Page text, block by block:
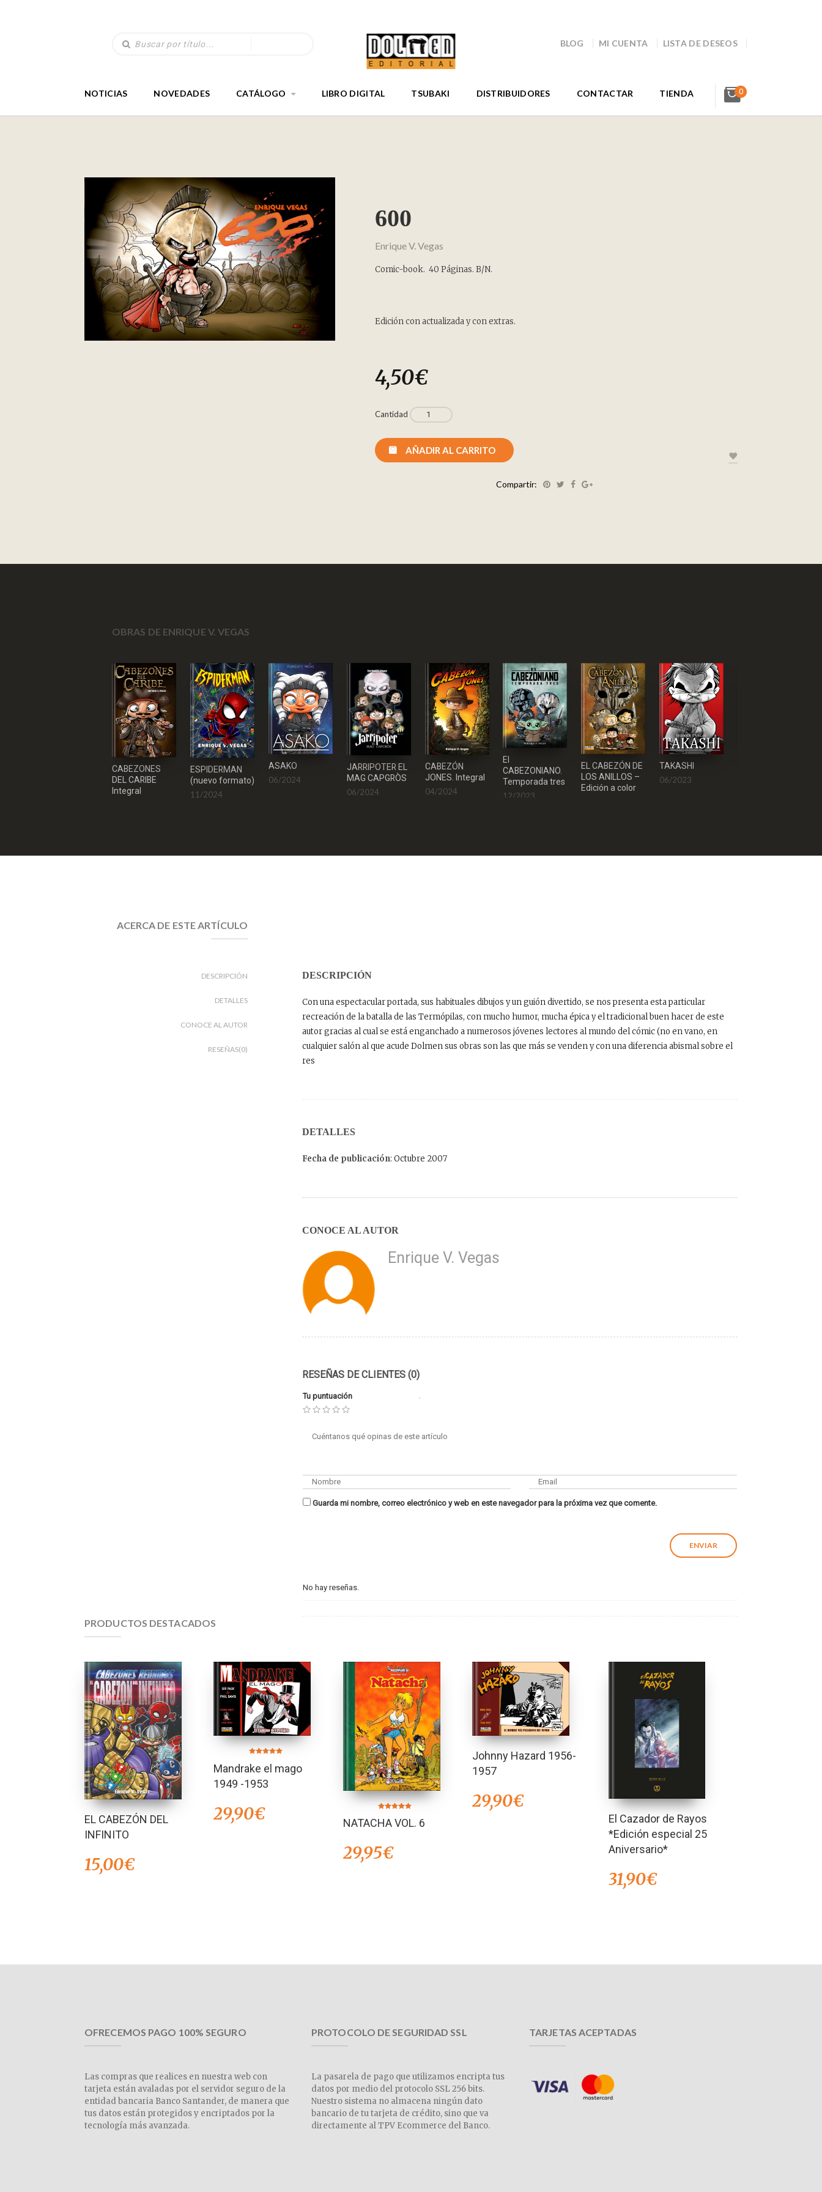
BLOG MI CUENTA LISTA DE DESEOS
NOTICIAS NOVEDADES CATÁLOGO LIBRO DIGITAL TSUBAKI DISTRIBUIDORES CONTACTAR TIENDA 0
600
Enrique V. Vegas
Comic-book. 40 Páginas. B/N.
Edición con actualizada y con extras.
4,50€
Cantidad
AÑADIR AL CARRITO
Compartir:
OBRAS DE ENRIQUE V. VEGAS
CABEZONES
DEL CARIBE
Integral
ESPIDERMAN
(nuevo formato)
11/2024
ASAKO
06/2024
JARRIPOTER EL
MAG CAPGRÒS
06/2024
CABEZÓN
JONES. Integral
04/2024
El
CABEZONIANO.
Temporada tres
12/2023
EL CABEZÓN DE
LOS ANILLOS –
Edición a color
TAKASHI
06/2023
ACERCA DE ESTE ARTÍCULO
DESCRIPCIÓN
DETALLES
CONOCE AL AUTOR
RESEÑAS(0)
DESCRIPCIÓN
Con una espectacular portada, sus habituales dibujos y un guión divertido, se nos presenta esta particular
recreación de la batalla de las Termópilas, con mucho humor, mucha épica y el tradicional buen hacer de este
autor gracias al cual se está enganchado a numerosos jóvenes lectores al mundo del cómic (no en vano, en
cualquier salón al que acude Dolmen sus obras son las que más se venden y con una diferencia abismal sobre el
res
DETALLES
Fecha de publicación: Octubre 2007
CONOCE AL AUTOR
Enrique V. Vegas
RESEÑAS DE CLIENTES (0)
Tu puntuación
Guarda mi nombre, correo electrónico y web en este navegador para la próxima vez que comente.
No hay reseñas.
PRODUCTOS DESTACADOS
EL CABEZÓN DEL
INFINITO
15,00€
5.00
de 5
Mandrake el mago
1949 -1953
29,90€
5.00
de 5
NATACHA VOL. 6
29,95€
Johnny Hazard 1956-
1957
29,90€
El Cazador de Rayos
*Edición especial 25
Aniversario*
31,90€
OFRECEMOS PAGO 100% SEGURO
Las compras que realices en nuestra web con
tarjeta están avaladas por el servidor seguro de la
entidad bancaria Banco Santander, de manera que
tus datos están protegidos y encriptados por la
tecnología más avanzada.
PROTOCOLO DE SEGURIDAD SSL
La pasarela de pago que utilizamos encripta tus
datos por medio del protocolo SSL 256 bits.
Nuestro sistema no almacena ningún dato
bancario de tu tarjeta de crédito, sino que va
directamente al TPV Ecommerce del Banco.
TARJETAS ACEPTADAS